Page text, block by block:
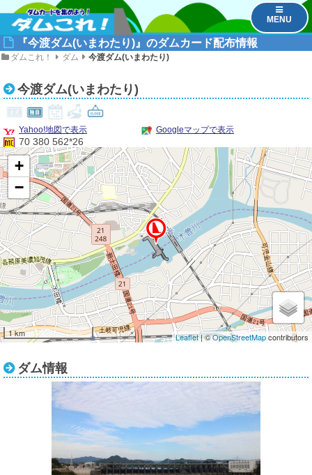
MENU
『今渡ダム(いまわたり)』のダムカード配布情報
ダムこれ！ ダム 今渡ダム(いまわたり)
今渡ダム(いまわたり)
Yahoo!地図で表示 Googleマップで表示
70 380 562*26
+
−
1 km Leaflet| ©OpenStreetMapcontributors
ダム情報